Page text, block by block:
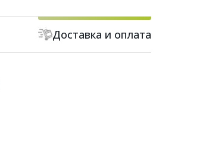
Доставка и оплата